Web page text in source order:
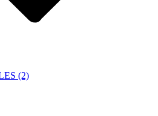
(2)